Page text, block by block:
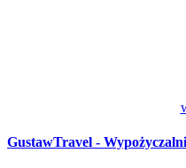
GustawTravel -